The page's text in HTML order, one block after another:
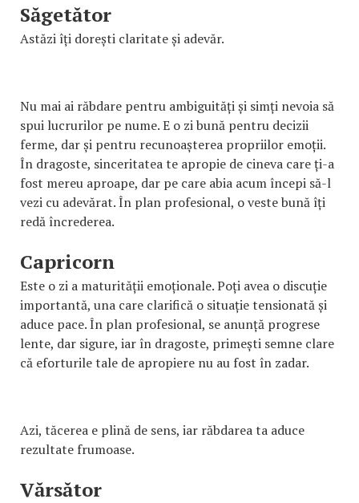
Săgetător
Astăzi îți dorești claritate și adevăr.
Nu mai ai răbdare pentru ambiguități și simți nevoia să
spui lucrurilor pe nume. E o zi bună pentru decizii
ferme, dar și pentru recunoașterea propriilor emoții.
În dragoste, sinceritatea te apropie de cineva care ți-a
fost mereu aproape, dar pe care abia acum începi să-l
vezi cu adevărat. În plan profesional, o veste bună îți
redă încrederea.
Capricorn
Este o zi a maturității emoționale. Poți avea o discuție
importantă, una care clarifică o situație tensionată și
aduce pace. În plan profesional, se anunță progrese
lente, dar sigure, iar în dragoste, primești semne clare
că eforturile tale de apropiere nu au fost în zadar.
Azi, tăcerea e plină de sens, iar răbdarea ta aduce
rezultate frumoase.
Vărsător